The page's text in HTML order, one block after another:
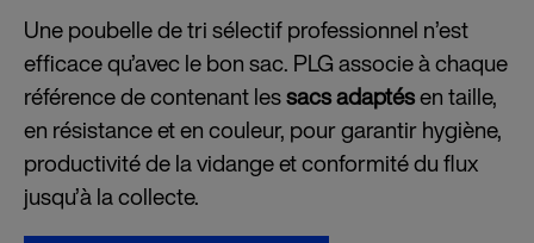
Une poubelle de tri sélectif professionnel n’est
efficace qu’avec le bon sac. PLG associe à chaque
référence de contenant lessacs adaptésen taille,
en résistance et en couleur, pour garantir hygiène,
productivité de la vidange et conformité du flux
jusqu’à la collecte.